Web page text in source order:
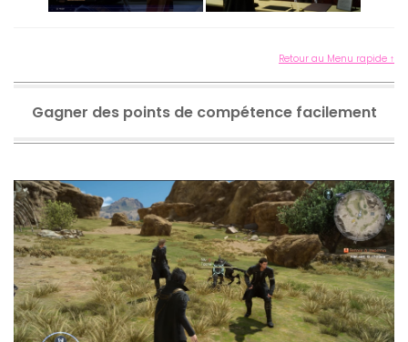
Retour au Menu rapide ↑
Gagner des points de compétence facilement